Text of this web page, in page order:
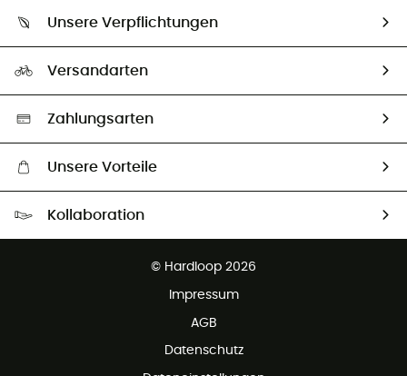
Größentabelle
Unsere Botschafter
Unsere Verpflichtungen
Auswahl an nachhaltigen Produkten
Versandarten
Zahlungsarten
Unsere Vorteile
Kollaboration
© Hardloop 2026
Impressum
AGB
Datenschutz